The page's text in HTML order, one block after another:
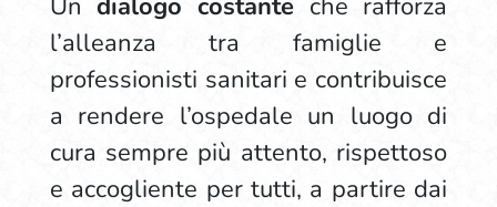
l’alleanza tra famiglie e
professionisti sanitari e contribuisce
a rendere l’ospedale un luogo di
cura sempre più attento, rispettoso
e accogliente per tutti, a partire dai